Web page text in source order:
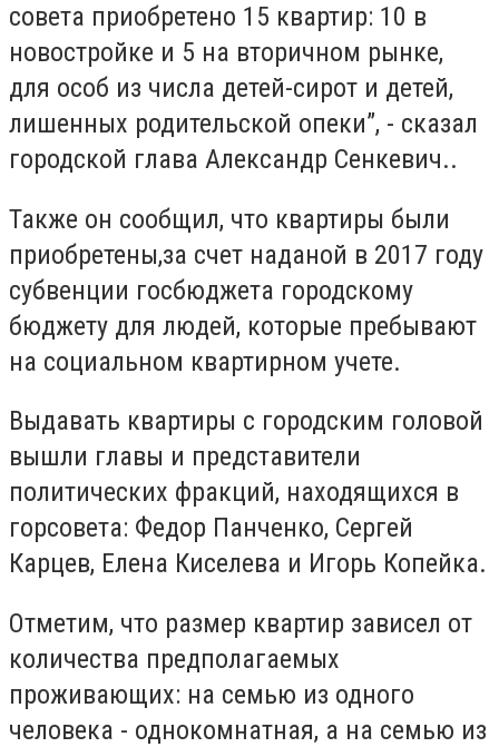
совета приобретено 15 квартир: 10 в
новостройке и 5 на вторичном рынке,
для особ из числа детей-сирот и детей,
лишенных родительской опеки”, - сказал
городской глава Александр Сенкевич..
Также он сообщил, что квартиры были
приобретены,за счет наданой в 2017 году
субвенции госбюджета городскому
бюджету для людей, которые пребывают
на социальном квартирном учете.
Выдавать квартиры с городским головой
вышли главы и представители
политических фракций, находящихся в
горсовета: Федор Панченко, Сергей
Карцев, Елена Киселева и Игорь Копейка.
Отметим, что размер квартир зависел от
количества предполагаемых
проживающих: на семью из одного
человека - однокомнатная, а на семью из